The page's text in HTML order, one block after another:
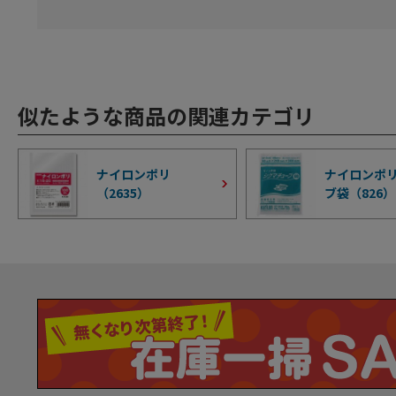
似たような商品の関連カテゴリ
ナイロンポリ
（2635）
ナイロンポ
ブ袋（826）